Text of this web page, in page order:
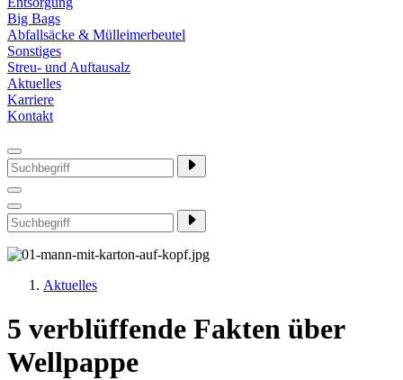
Big Bags
Abfallsäcke & Mülleimerbeutel
Sonstiges
Streu- und Auftausalz
Aktuelles
Karriere
Kontakt
Aktuelles
5 verblüffende Fakten über
Wellpappe